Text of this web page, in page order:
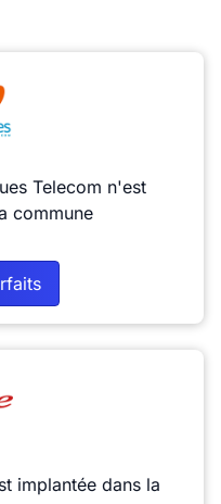
Telecom n'est
commune
implantée dans la